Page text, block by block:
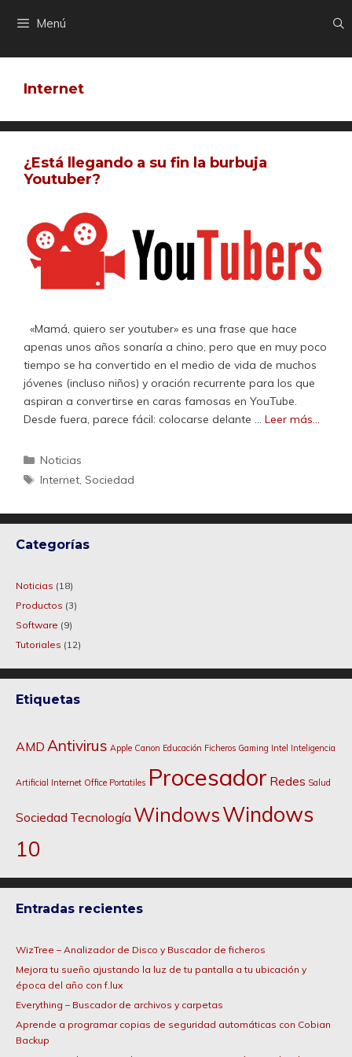
Menú
Internet
¿Está llegando a su fin la burbuja
Youtuber?
«Mamá, quiero ser youtuber» es una frase que hace
apenas unos años sonaría a chino, pero que en muy poco
tiempo se ha convertido en el medio de vida de muchos
jóvenes (incluso niños) y oración recurrente para los que
aspiran a convertirse en caras famosas en YouTube.
Desde fuera, parece fácil: colocarse delante … Leer más…
Categorías
Noticias
Etiquetas
Internet,Sociedad
Categorías
Noticias (18)
Productos (3)
Software (9)
Tutoriales (12)
Etiquetas
AMD Antivirus Apple Canon Educación Ficheros Gaming Intel Inteligencia
Artificial Internet Office Portatiles Procesador Redes Salud
Sociedad Tecnología WindowsWindows
10
Entradas recientes
WizTree – Analizador de Disco y Buscador de ficheros
Mejora tu sueño ajustando la luz de tu pantalla a tu ubicación y
época del año con f.lux
Everything – Buscador de archivos y carpetas
Aprende a programar copias de seguridad automáticas con Cobian
Backup